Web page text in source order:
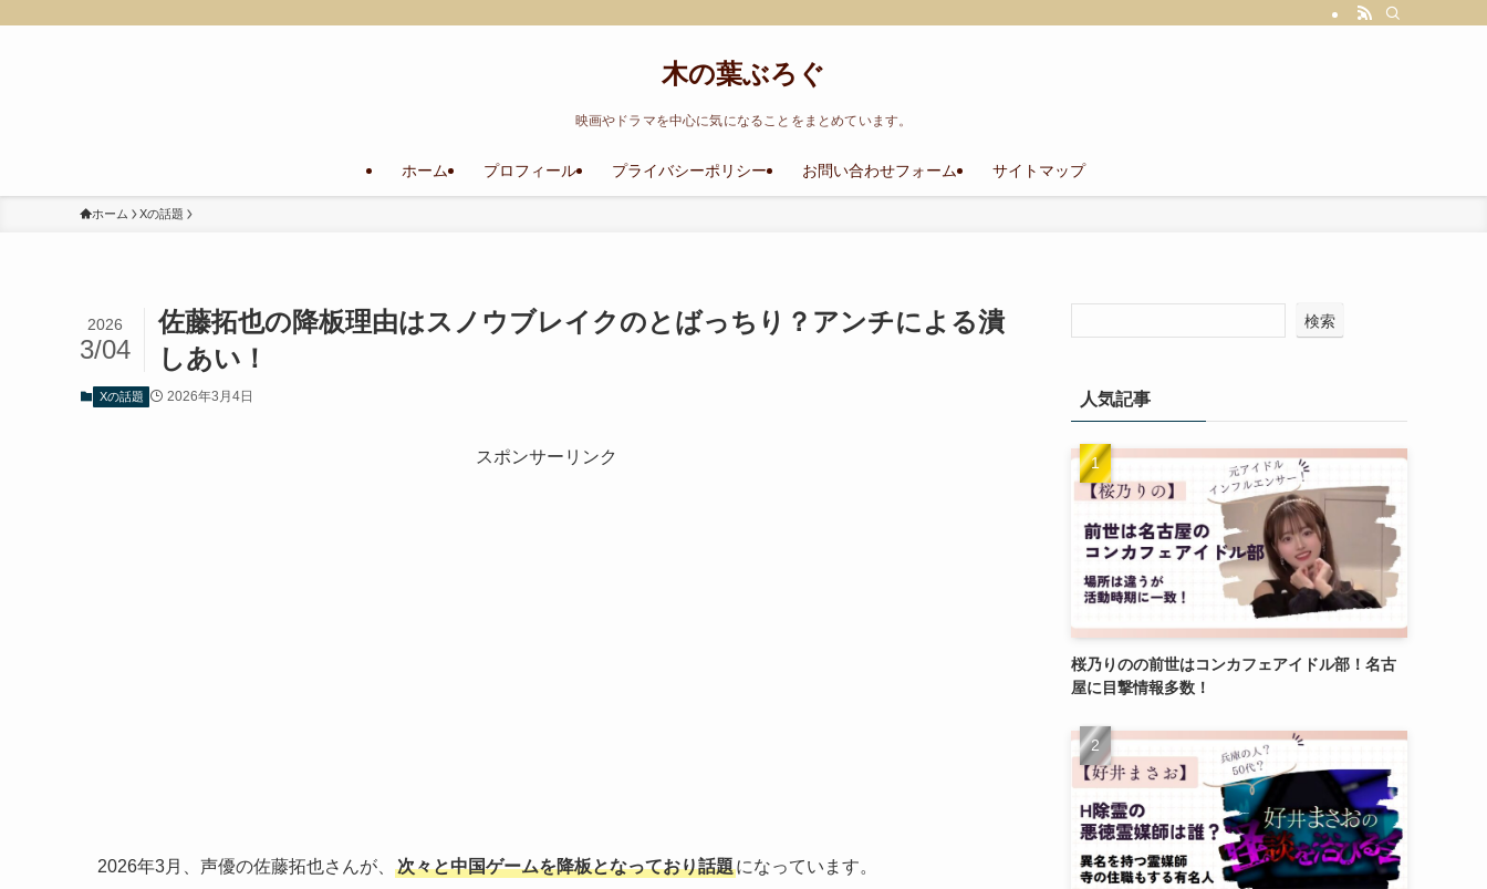
木の葉ぶろぐ
映画やドラマを中心に気になることをまとめています。
ホーム プロフィール プライバシーポリシー お問い合わせフォーム サイトマップ
ホーム Xの話題
佐藤拓也の降板理由はスノウブレイクのとばっちり？アンチによる潰
しあい！
2026
3/04
Xの話題 2026年3月4日
スポンサーリンク
2026年3月、声優の佐藤拓也さんが、 次々と中国ゲームを降板となっており話題になっています。
検索
人気記事
桜乃りのの前世はコンカフェアイドル部！名古
屋に目撃情報多数！